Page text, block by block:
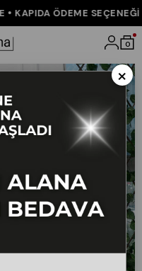
ÖDEME SEÇENEĞİ
0
Gabardin Kot Şort 30159
×